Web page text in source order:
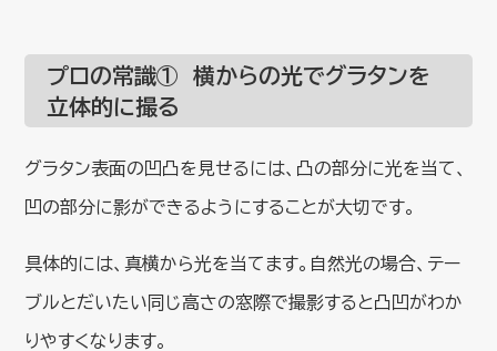
プロの常識① 横からの光でグラタンを
立体的に撮る
グラタン表面の凹凸を見せるには、凸の部分に光を当て、
凹の部分に影ができるようにすることが大切です。
具体的には、真横から光を当てます。自然光の場合、テー
ブルとだいたい同じ高さの窓際で撮影すると凸凹がわか
りやすくなります。